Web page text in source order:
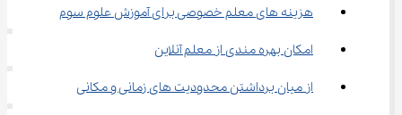
هزینه ‌های معلم خصوصی برای آموزش علوم سوم
امکان بهره مندی از معلم آنلاین
از میان برداشتن محدودیت های زمانی و مکانی